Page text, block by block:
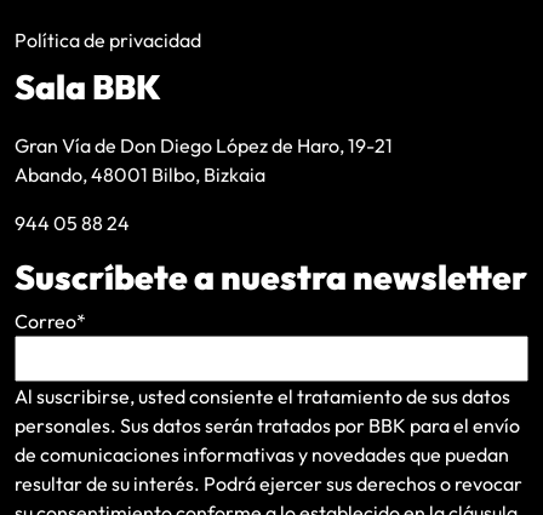
Política de privacidad
Sala BBK
Gran Vía de Don Diego López de Haro, 19-21
Abando, 48001 Bilbo, Bizkaia
944 05 88 24
Suscríbete a nuestra newsletter
Correo*
Al suscribirse, usted consiente el tratamiento de sus datos
personales. Sus datos serán tratados por BBK para el envío
de comunicaciones informativas y novedades que puedan
resultar de su interés. Podrá ejercer sus derechos o revocar